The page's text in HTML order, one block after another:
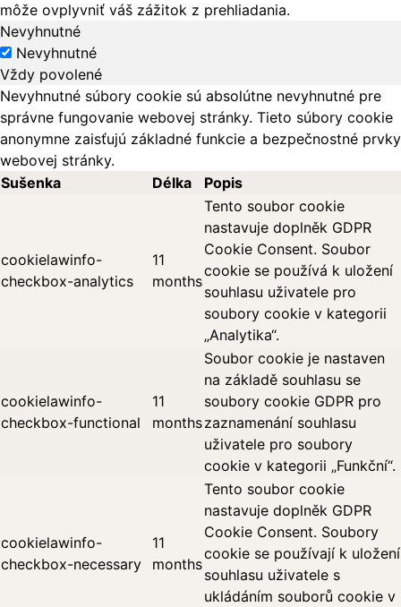
môže ovplyvniť váš zážitok z prehliadania.
Nevyhnutné
Nevyhnutné
Vždy povolené
Nevyhnutné súbory cookie sú absolútne nevyhnutné pre
správne fungovanie webovej stránky. Tieto súbory cookie
anonymne zaisťujú základné funkcie a bezpečnostné prvky
webovej stránky.
Sušenka
Délka Popis
cookielawinfo-
checkbox-analytics
11
months
Tento soubor cookie
nastavuje doplněk GDPR
Cookie Consent. Soubor
cookie se používá k uložení
souhlasu uživatele pro
soubory cookie v kategorii
„Analytika“.
cookielawinfo-
checkbox-functional
11
months
Soubor cookie je nastaven
na základě souhlasu se
soubory cookie GDPR pro
zaznamenání souhlasu
uživatele pro soubory
cookie v kategorii „Funkční“.
cookielawinfo-
checkbox-necessary
11
months
Tento soubor cookie
nastavuje doplněk GDPR
Cookie Consent. Soubory
cookie se používají k uložení
souhlasu uživatele s
ukládáním souborů cookie v